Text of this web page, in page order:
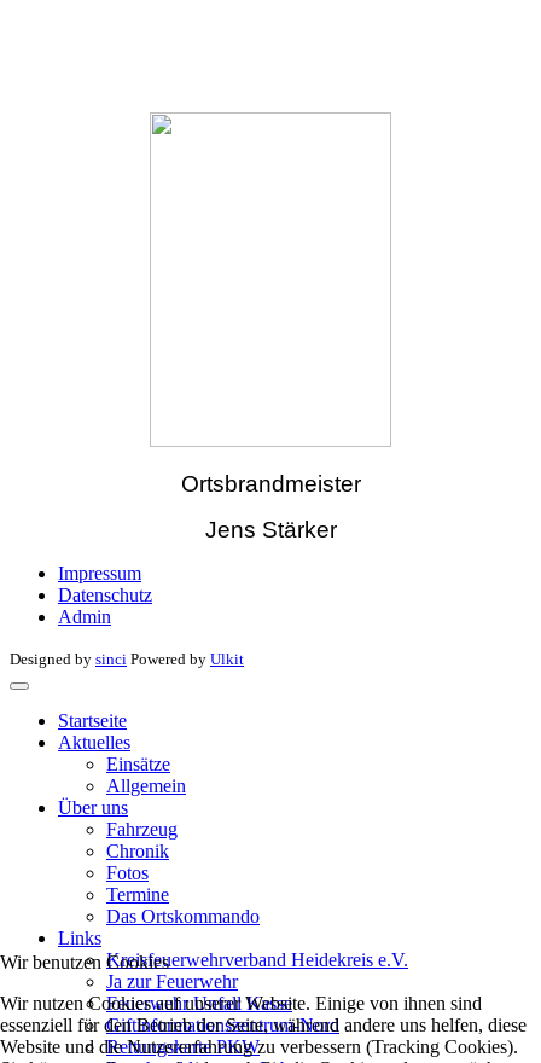
Ortsbrandmeister
Jens Stärker
Impressum
Datenschutz
Admin
Designed by sinci Powered by Ulkit
Startseite
Aktuelles
Einsätze
Allgemein
Über uns
Fahrzeug
Chronik
Fotos
Termine
Das Ortskommando
Links
Kreisfeuerwehrverband Heidekreis e.V.
Ja zur Feuerwehr
Feuerwehr Unfall Kasse
Giftinformationszentrum-Nord
Rettungskarte PKW
Wir benutzen Cookies
Wir nutzen Cookies auf unserer Website. Einige von ihnen sind
essenziell für den Betrieb der Seite, während andere uns helfen, diese
Website und die Nutzererfahrung zu verbessern (Tracking Cookies).